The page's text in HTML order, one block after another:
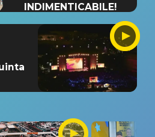
INDIMENTICABILE!